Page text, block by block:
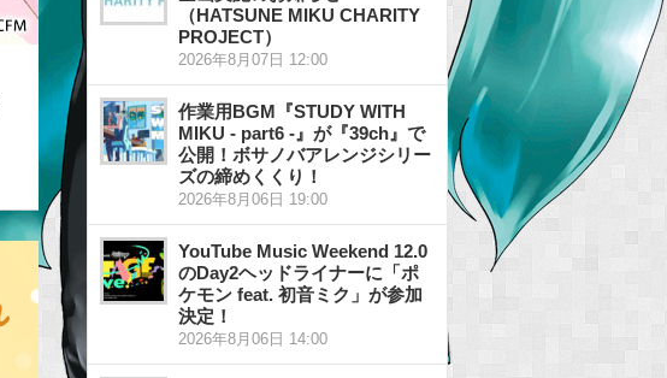
（HATSUNE MIKU CHARITY
PROJECT）
2026年8月07日 12:00
作業用BGM『STUDY WITH
MIKU - part6 -』が『39ch』で
公開！ボサノバアレンジシリー
ズの締めくくり！
2026年8月06日 19:00
YouTube Music Weekend 12.0
のDay2ヘッドライナーに「ポ
ケモン feat. 初音ミク」が参加
決定！
2026年8月06日 14:00